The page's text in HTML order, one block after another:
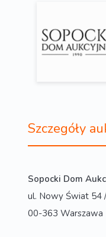
Szczegóły
Sopocki Dom
ul. Nowy Świat 54
00-363 Warszawa